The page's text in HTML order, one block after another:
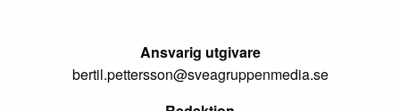
Ansvarig utgivare
bertil.pettersson@sveagruppenmedia.se